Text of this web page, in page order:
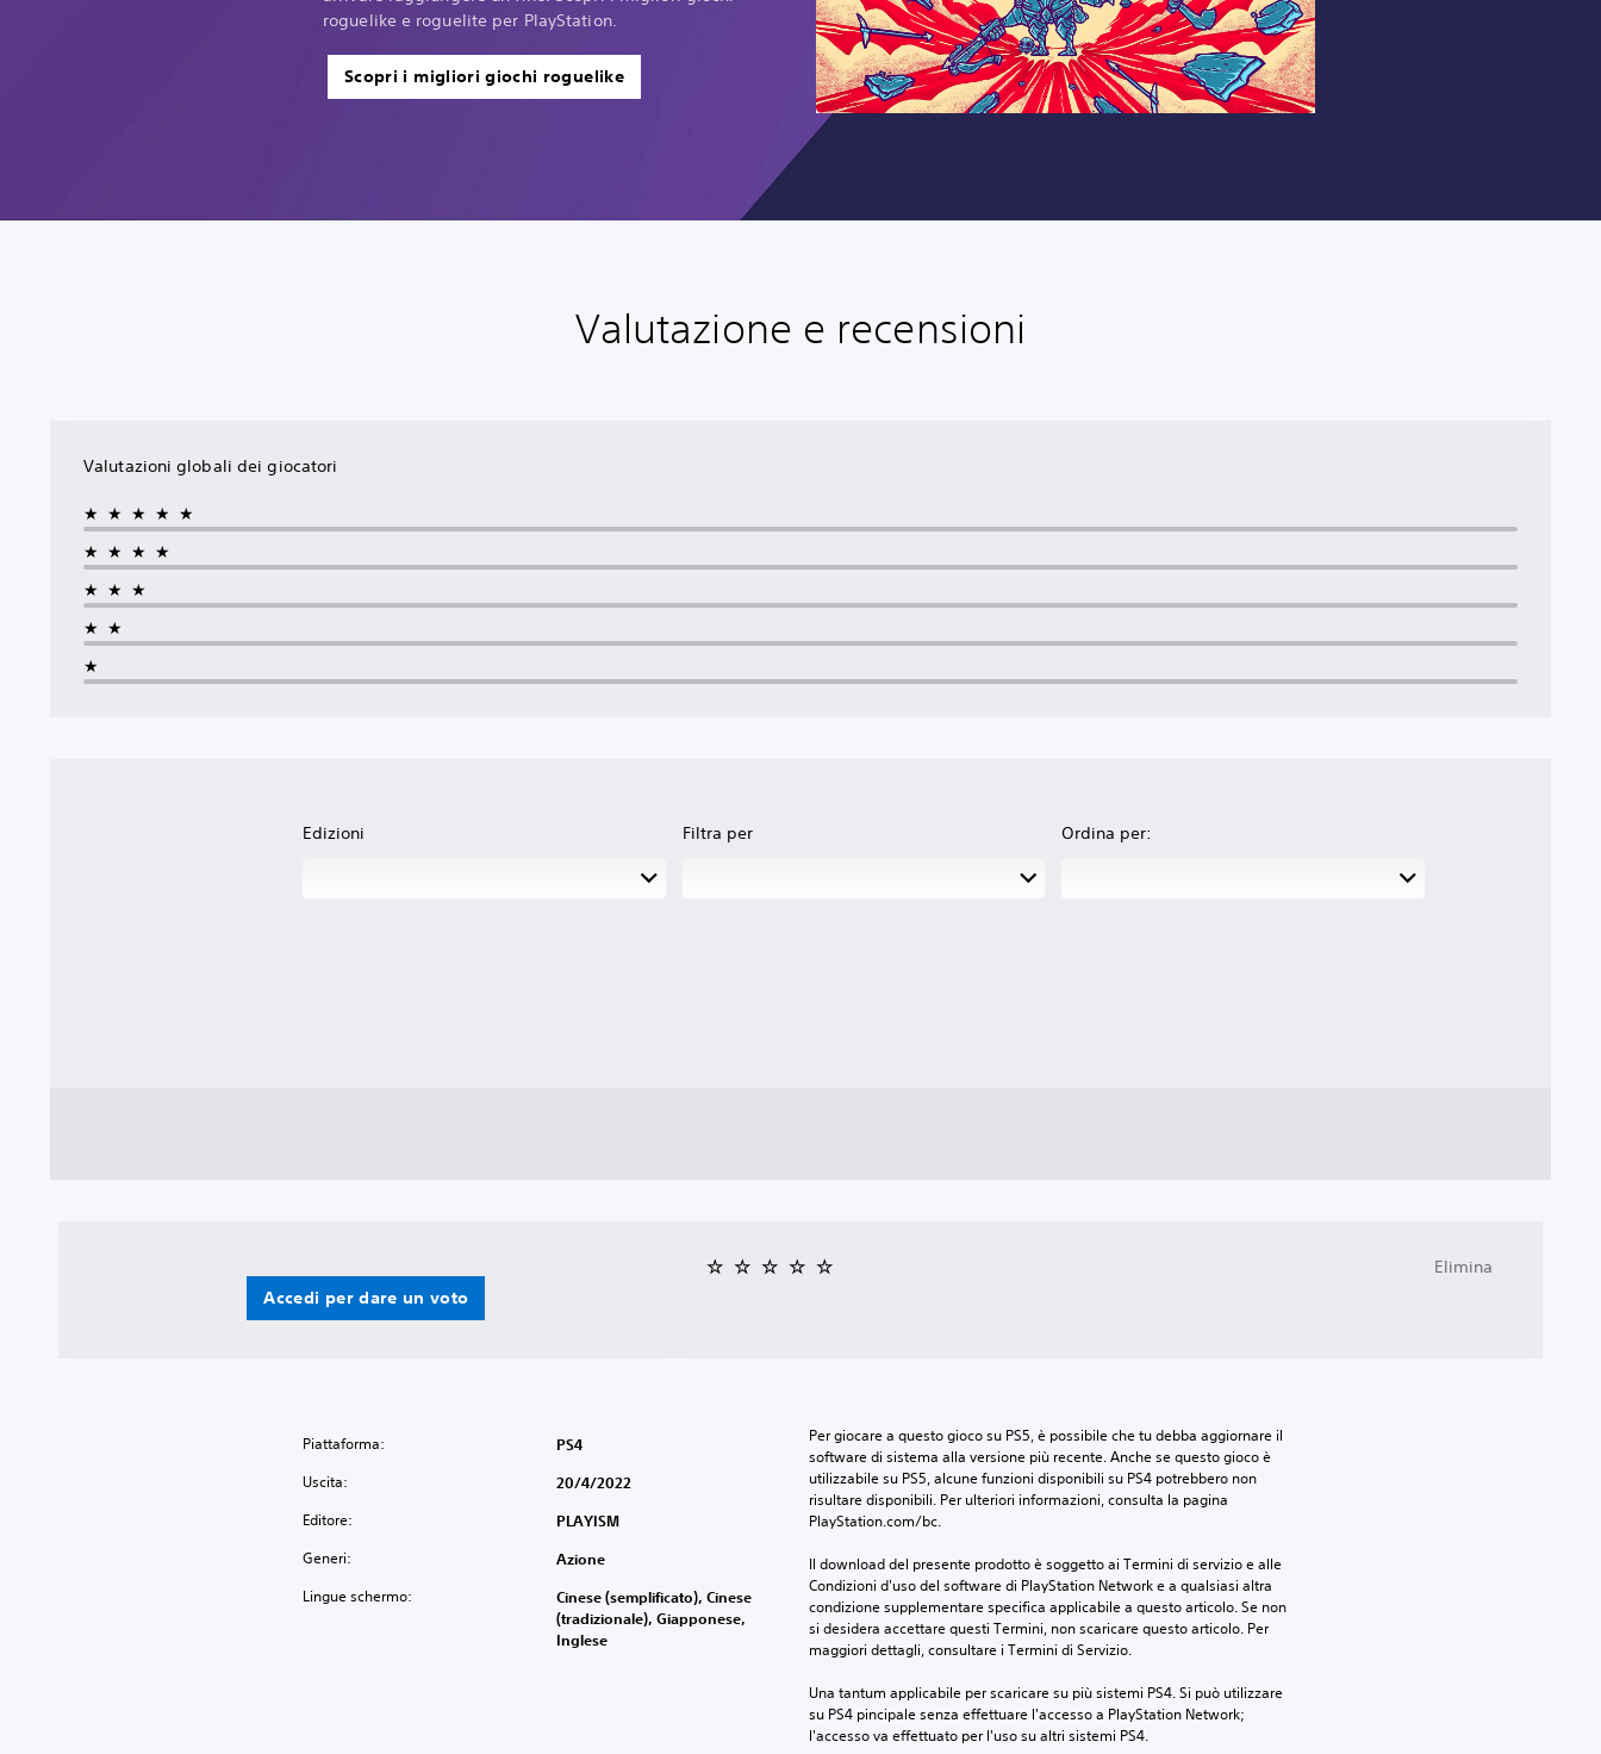
roguelike e roguelite per PlayStation.
Scopri i migliori giochi roguelike
Valutazione e recensioni
Valutazioni globali dei giocatori
★★★★★
★★★★
★★★
★★
★
Edizioni Filtra per Ordina per:
Accedi per dare un voto
Elimina
Piattaforma: PS4
Uscita: 20/4/2022
Editore: PLAYISM
Generi: Azione
Lingue schermo:
Cinese (semplificato), Cinese
(tradizionale), Giapponese,
Inglese
Per giocare a questo gioco su PS5, è possibile che tu debba aggiornare il
software di sistema alla versione più recente. Anche se questo gioco è
utilizzabile su PS5, alcune funzioni disponibili su PS4 potrebbero non
risultare disponibili. Per ulteriori informazioni, consulta la pagina
PlayStation.com/bc.
Il download del presente prodotto è soggetto ai Termini di servizio e alle
Condizioni d'uso del software di PlayStation Network e a qualsiasi altra
condizione supplementare specifica applicabile a questo articolo. Se non
si desidera accettare questi Termini, non scaricare questo articolo. Per
maggiori dettagli, consultare i Termini di Servizio.
Una tantum applicabile per scaricare su più sistemi PS4. Si può utilizzare
su PS4 pincipale senza effettuare l'accesso a PlayStation Network;
l'accesso va effettuato per l'uso su altri sistemi PS4.